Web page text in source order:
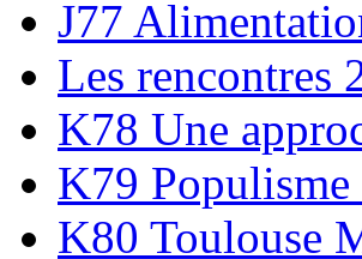
J77
Les rencontres
K78 Une
K79
K80 Toulouse